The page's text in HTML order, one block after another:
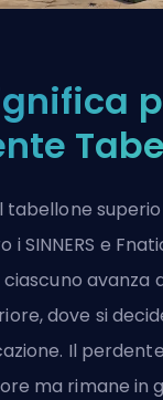
tabellone
i SINNERS e
avanza
dove si
Il
ma rimane in